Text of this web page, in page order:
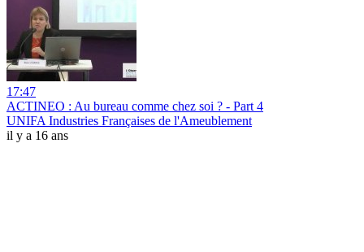
17:47
ACTINEO : Au bureau comme chez soi ? - Part 4
UNIFA Industries Françaises de l'Ameublement
il y a 16 ans